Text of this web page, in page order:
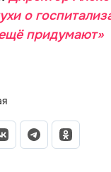
о
придумают»